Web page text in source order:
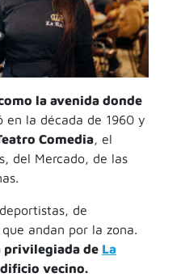
la avenida donde
en la década de 1960 y
Comedia, el
del Mercado, de las
de
andan por la zona.
privilegiada de La
vecino.